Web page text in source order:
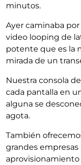
minutos.
Ayer caminaba
video looping de
potente que es la
mirada de un
Nuestra consola
cada pantalla en
alguna se
agota.
También
grandes